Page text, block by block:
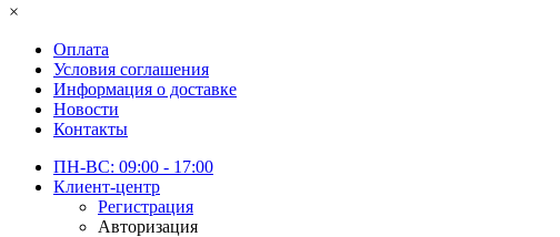
×
Оплата
Условия соглашения
Информация о доставке
Новости
Контакты
ПН-ВС: 09:00 - 17:00
Клиент-центр
Регистрация
Авторизация